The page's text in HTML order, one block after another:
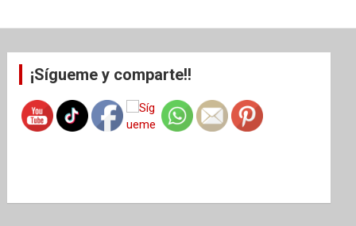
¡Sígueme y comparte!!